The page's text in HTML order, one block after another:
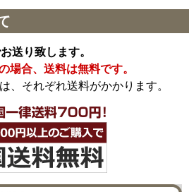
送り致します。
場合、送料は無料です。
、それぞれ送料がかかります。